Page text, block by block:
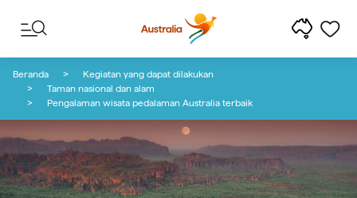
Beranda
Kegiatan yang dapat dilakukan
Taman nasional dan alam
Pengalaman wisata pedalaman Australia terbaik